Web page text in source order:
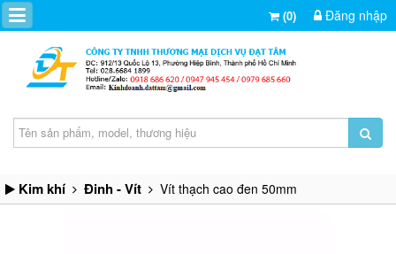
(0) Đăng nhập
Kim khí Đinh - Vít Vít thạch cao đen 50mm